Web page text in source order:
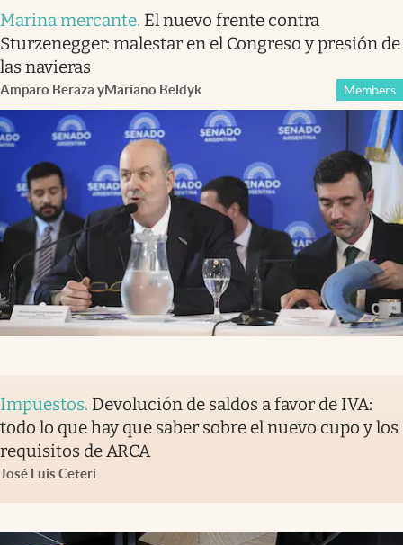
Marina mercante. El nuevo frente contra
Sturzenegger: malestar en el Congreso y presión de
las navieras
Amparo Beraza yMariano Beldyk Members
Impuestos. Devolución de saldos a favor de IVA:
todo lo que hay que saber sobre el nuevo cupo y los
requisitos de ARCA
José Luis Ceteri